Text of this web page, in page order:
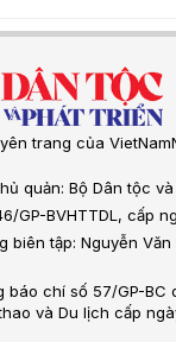
trang của
quản: Bộ Dân tộc
GP-BVHTTDL, cấp
biên tập: Nguyễn Văn
báo chí số 57/GP-BC
và Du lịch cấp